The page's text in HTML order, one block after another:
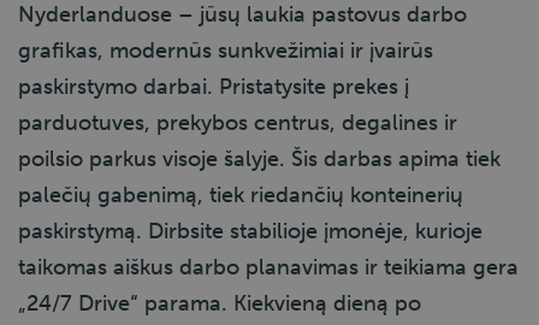
Nyderlanduose – jūsų laukia pastovus darbo
grafikas, modernūs sunkvežimiai ir įvairūs
paskirstymo darbai. Pristatysite prekes į
parduotuves, prekybos centrus, degalines ir
poilsio parkus visoje šalyje. Šis darbas apima tiek
palečių gabenimą, tiek riedančių konteinerių
paskirstymą. Dirbsite stabilioje įmonėje, kurioje
taikomas aiškus darbo planavimas ir teikiama gera
„24/7 Drive“ parama. Kiekvieną dieną po